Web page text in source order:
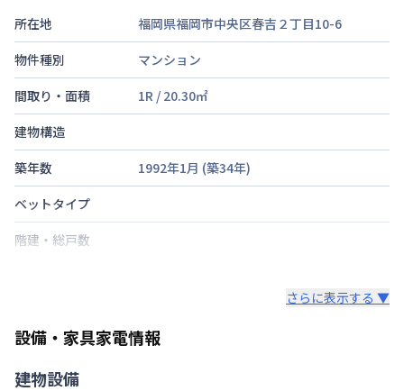
所在地
福岡県福岡市中央区春吉２丁目10-6
物件種別
マンション
間取り・面積
1R / 20.30㎡
建物構造
築年数
1992年1月 (築34年)
ベットタイプ
階建・総戸数
禁煙・喫煙
さらに表示する ▼
設備・家具家電情報
建物設備